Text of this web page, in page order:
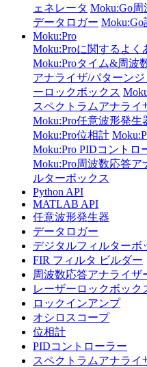
ェネレータ Moku:Go
データロガー Moku:Go
Moku:Pro
Moku:Proに関するよく
Moku:Proタイム&周波
アナライザ/パターン
ーロックボックス
スペクトラムアナライ
Moku:Pro任意波形発生
Moku:Pro位相計
Moku:Pro PIDコントロ
Moku:Pro周波数応答ア
ルターボックス
Python API
MATLAB API
任意波形発生器
データロガー
デジタルフィルターボ
FIR フィルタ ビルダー
周波数応答アナライザ
レーザーロックボック
ロックインアンプ
オシロスコープ
位相計
PIDコントローラー
スペクトラムアナライ